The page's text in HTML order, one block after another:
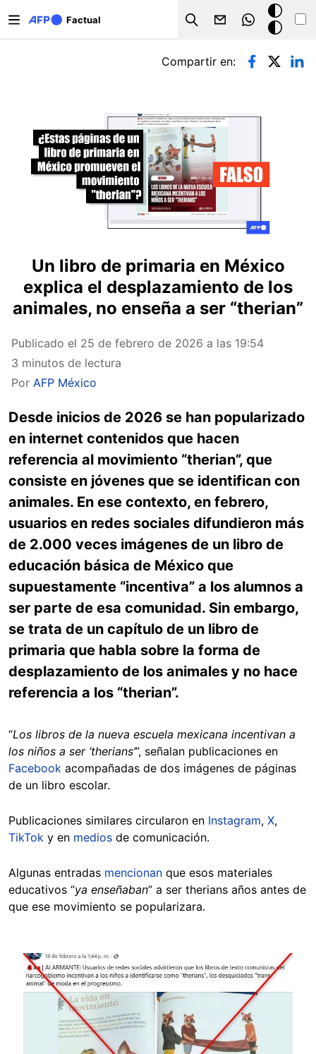
Factual
Search
Modo
oscuro
Solapas principales
Compartir en:
Un libro de primaria en México
explica el desplazamiento de los
animales, no enseña a ser “therian”
Publicado el 25 de febrero de 2026 a las 19:54
3 minutos de lectura
Por AFP México
Desde inicios de 2026 se han popularizado
en internet contenidos que hacen
referencia al movimiento “therian”, que
consiste en jóvenes que se identifican con
animales. En ese contexto, en febrero,
usuarios en redes sociales difundieron más
de 2.000 veces imágenes de un libro de
educación básica de México que
supuestamente “incentiva” a los alumnos a
ser parte de esa comunidad. Sin embargo,
se trata de un capítulo de un libro de
primaria que habla sobre la forma de
desplazamiento de los animales y no hace
referencia a los “therian”.
“Los libros de la nueva escuela mexicana incentivan a
los niños a ser ‘therians’”, señalan publicaciones en
Facebook acompañadas de dos imágenes de páginas
de un libro escolar.
Publicaciones similares circularon en Instagram, X,
TikTok y en medios de comunicación.
Algunas entradas mencionan que esos materiales
educativos “ya enseñaban” a ser therians años antes de
que ese movimiento se popularizara.
Image